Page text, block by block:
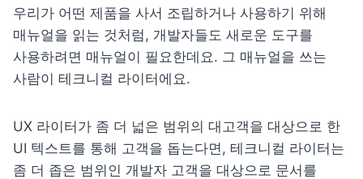
우리가 어떤 제품을 사서 조립하거나 사용하기 위해
매뉴얼을 읽는 것처럼, 개발자들도 새로운 도구를
사용하려면 매뉴얼이 필요한데요. 그 매뉴얼을 쓰는
사람이 테크니컬 라이터에요.
UX 라이터가 좀 더 넓은 범위의 대고객을 대상으로 한
UI 텍스트를 통해 고객을 돕는다면, 테크니컬 라이터는
좀 더 좁은 범위인 개발자 고객을 대상으로 문서를